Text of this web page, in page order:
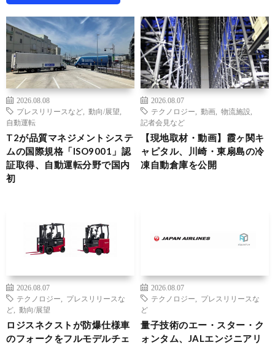
2026.08.08
プレスリリースなど
動向/展望
自動運転
T2が品質マネジメントシステ
ムの国際規格「ISO9001」認
証取得、自動運転分野で国内
初
2026.08.07
テクノロジー
動画 物流施設
記者会見など
【現地取材・動画】霞ヶ関キ
ャピタル、川崎・東扇島の冷
凍自動倉庫を公開
2026.08.07
テクノロジー
プレスリリースな
ど
動向/展望
ロジスネクストが防爆仕様車
のフォークをフルモデルチェ
2026.08.07
テクノロジー
プレスリリースな
ど
量子技術のエー・スター・ク
ォンタム、JALエンジニアリ